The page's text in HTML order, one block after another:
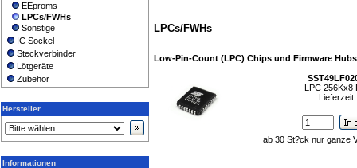
EEproms
LPCs/FWHs
Sonstige
IC Sockel
Steckverbinder
Lötgeräte
Zubehör
Hersteller
Informationen
LPCs/FWHs
Low-Pin-Count (LPC) Chips und Firmware
LPC 256Kx8
ab 30 St?ck nur ganze